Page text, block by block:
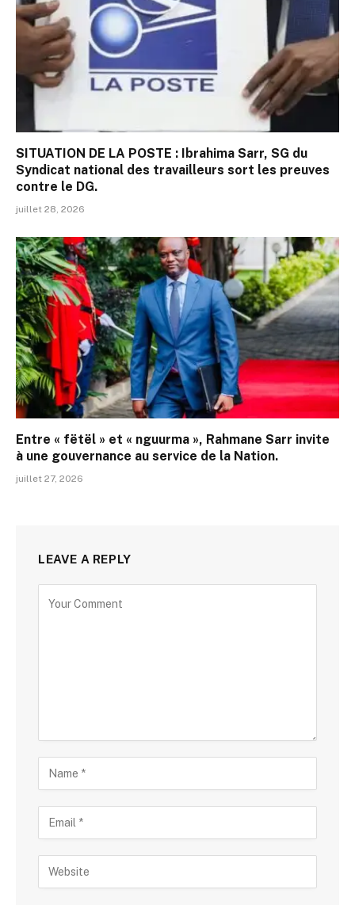
SITUATION DE LA POSTE : Ibrahima Sarr, SG du
Syndicat national des travailleurs sort les preuves
contre le DG.
juillet 28, 2026
Entre « fëtël » et « nguurma », Rahmane Sarr invite
à une gouvernance au service de la Nation.
juillet 27, 2026
LEAVE A REPLY